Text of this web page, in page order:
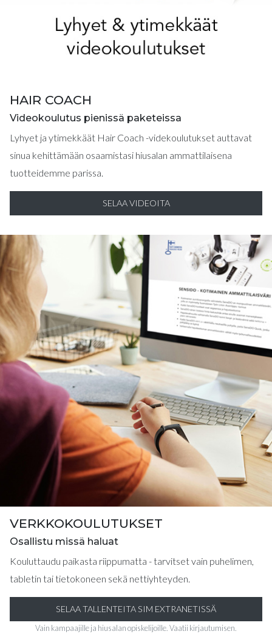
HAIR COACH
Videokoulutus pienissä paketeissa
Lyhyet ja ytimekkäät Hair Coach -videkoulutukset auttavat
sinua kehittämään osaamistasi hiusalan ammattilaisena
tuotteidemme parissa.
SELAA VIDEOITA
VERKKOKOULUTUKSET
Osallistu missä haluat
Kouluttaudu paikasta riippumatta - tarvitset vain puhelimen,
tabletin tai tietokoneen sekä nettiyhteyden.
SELAA TALLENTEITA SIM EXTRANETISSÄ
Vain kampaajille ja hiusalan opiskelijoille. Vaatii kirjautumisen.